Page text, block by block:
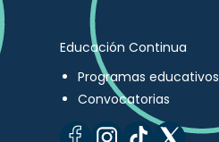
Educación Continua
Programas educativos
Convocatorias